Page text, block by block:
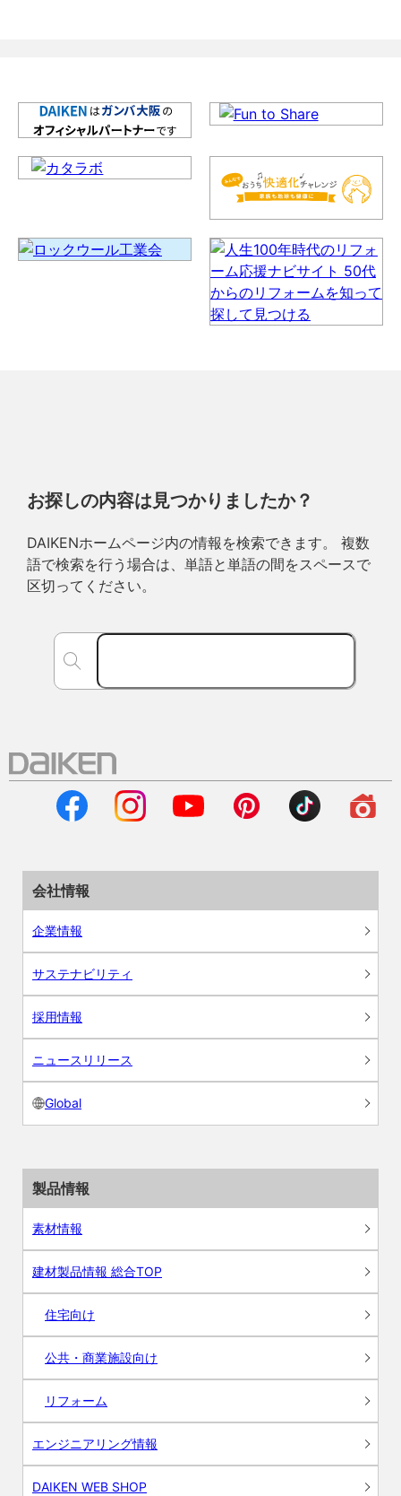
お探しの内容は見つかりましたか？
DAIKENホームページ内の情報を検索できます。 複数
語で検索を行う場合は、単語と単語の間をスペースで
区切ってください。
会社情報
企業情報
サステナビリティ
採用情報
ニュースリリース
Global
製品情報
素材情報
建材製品情報 総合TOP
住宅向け
公共・商業施設向け
リフォーム
エンジニアリング情報
DAIKEN WEB SHOP